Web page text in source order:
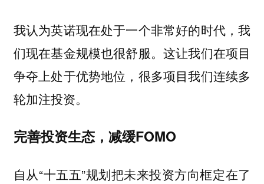
我认为英诺现在处于一个非常好的时代，我
们现在基金规模也很舒服。这让我们在项目
争夺上处于优势地位，很多项目我们连续多
轮加注投资。
完善投资生态，减缓FOMO
自从“十五五”规划把未来投资方向框定在了